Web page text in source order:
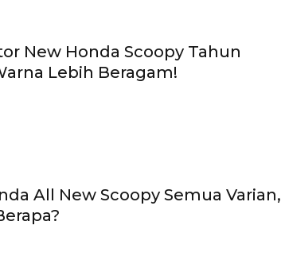
New Honda Scoopy Tahun
Lebih Beragam!
All New Scoopy Semua Varian,